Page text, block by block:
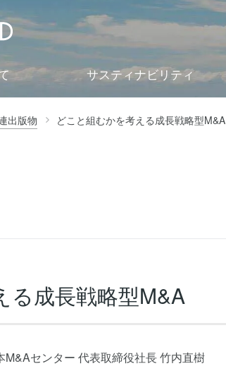
サスティナビリティ
出版物 どこと組むかを考える成長戦略型M&A
る成長戦略型M&A
M&Aセンター 代表取締役社長 竹内直樹